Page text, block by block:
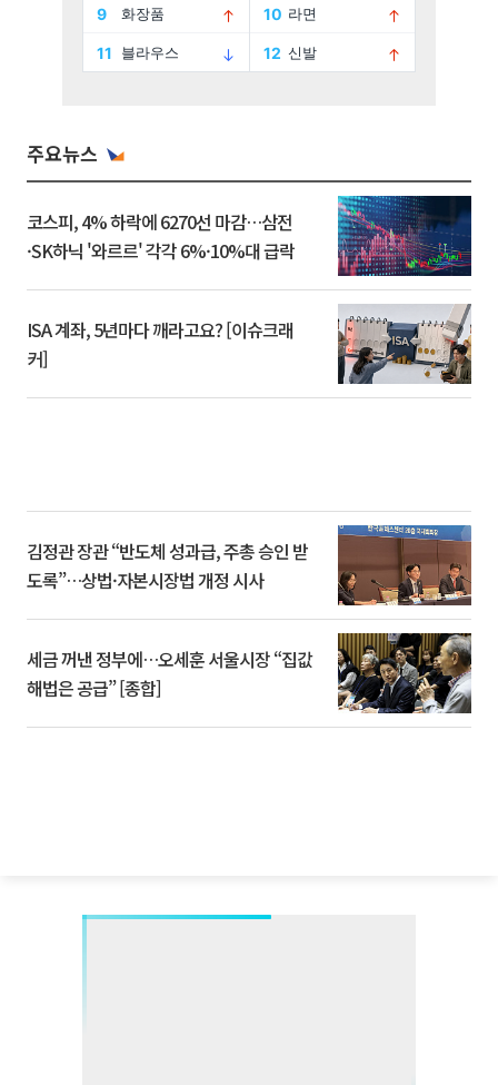
주요뉴스
코스피, 4% 하락에 6270선 마감…삼전
·SK하닉 '와르르' 각각 6%·10%대 급락
ISA 계좌, 5년마다 깨라고요? [이슈크래
커]
김정관 장관 “반도체 성과급, 주총 승인 받
도록”…상법·자본시장법 개정 시사
세금 꺼낸 정부에…오세훈 서울시장 “집값
해법은 공급” [종합]